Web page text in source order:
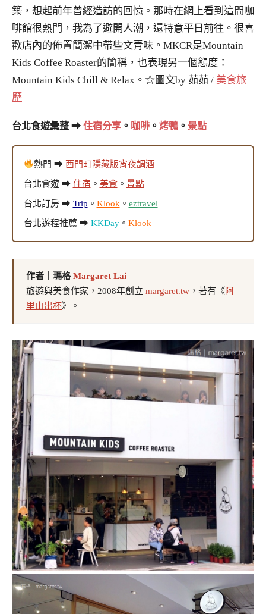
築，想起前年曾經造訪的回憶。那時在網上看到這間咖
啡館很熱門，我為了避開人潮，還特意平日前往。很喜
歡店內的佈置簡潔中帶些文青味。MKCR是Mountain
Kids Coffee Roaster的簡稱，也表現另一個態度：
Mountain Kids Chill & Relax。☆圖文by 茹茹 / 美食旅
歷
台北食遊彙整 ➡ 住宿分享 。 咖啡 。 烤鴨 。 景點
熱門 ➡ 西門町隱藏版宵夜調酒
台北食遊 ➡ 住宿 。 美食。 景點
台北訂房 ➡ Trip 。 Klook 。 eztravel
台北遊程推薦 ➡ KKDay。 Klook
作者｜瑪格Margaret Lai
旅遊與美食作家，2008年創立 margaret.tw ，著有《阿
里山出杯》。